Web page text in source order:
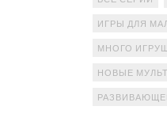
ИГРЫ ДЛЯ
МНОГО
НОВЫЕ